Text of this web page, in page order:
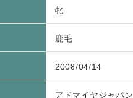
牝
鹿毛
2008/04/14
アドマイヤジャパン